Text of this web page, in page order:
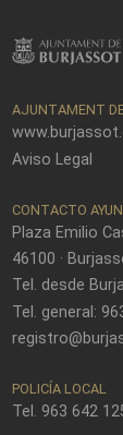
AJUNTAMENT
Aviso Legal
CONTACTO
Plaza Emilio
46100 ·
Tel. desde
Tel. general:
POLICÍA LOCAL
Tel. 963 642